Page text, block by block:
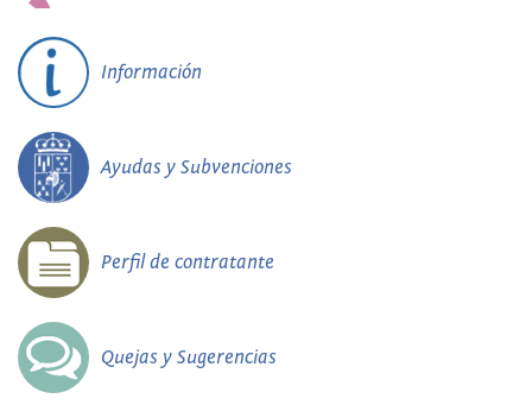
Información
Ayudas y Subvenciones
Perfil de contratante
Quejas y Sugerencias